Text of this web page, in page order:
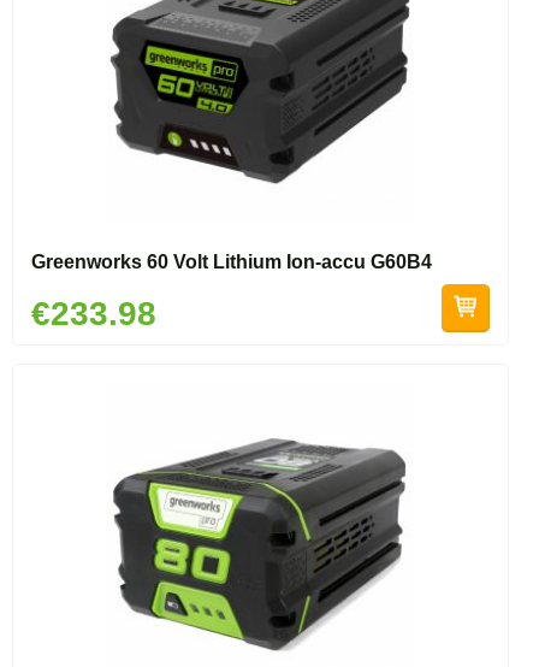
Greenworks 60 Volt Lithium Ion-accu G60B4
€233.98